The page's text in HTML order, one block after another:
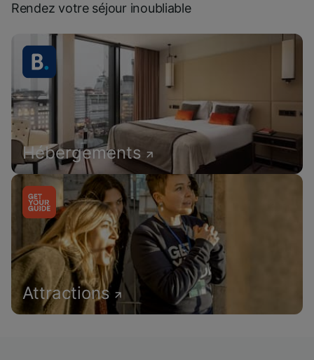
Rendez votre séjour inoubliable
Hébergements
Attractions